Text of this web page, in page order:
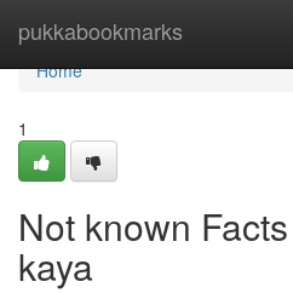
pukkabookmarks
Home
Home
1
Not known
kaya